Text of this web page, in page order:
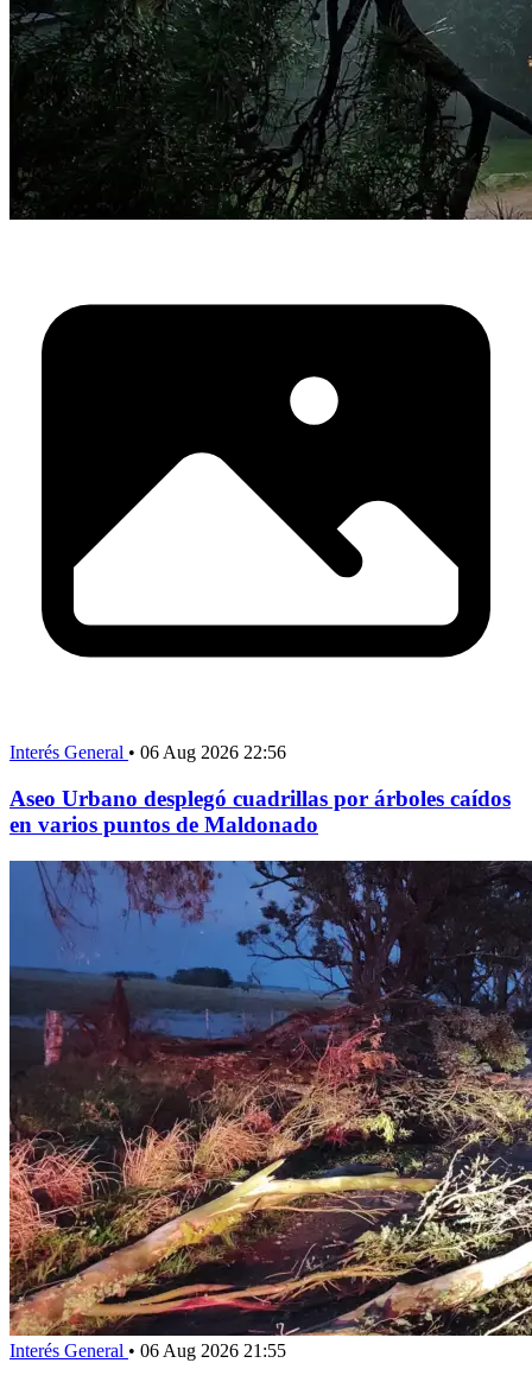
Interés General • 06 Aug 2026 22:56
Aseo Urbano desplegó cuadrillas por árboles caídos
en varios puntos de Maldonado
Interés General • 06 Aug 2026 21:55